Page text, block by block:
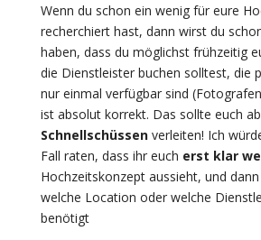
Wenn du schon ein wenig für eure
recherchiert hast, dann wirst du
haben, dass du möglichst frühzeitig
die Dienstleister buchen solltest, die
nur einmal verfügbar sind
ist absolut korrekt. Das sollte euch
Schnellschüssenverleiten! Ich
Fall raten, dass ihr euch erst klar
Hochzeitskonzept aussieht, und
welche Location oder welche
benötigt